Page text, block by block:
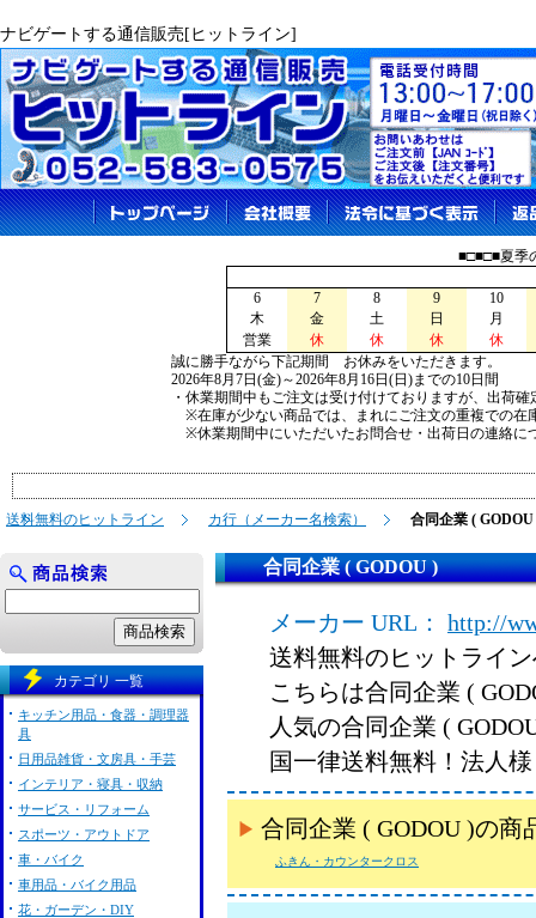
ナビゲートする通信販売[ヒットライン]
■□■□■夏季
6 7 8 9
10
木
金 土 日
月
営業
休 休 休
休
誠に勝手ながら下記期間 お休みをいただきます。
2026年8月7日(金)～2026年8月16日(日)までの10日間
・休業期間中もご注文は受け付けておりますが、出荷
※在庫が少ない商品では、まれにご注文の重複での在
※休業期間中にいただいたお問合せ・出荷日の連絡に
送料無料のヒットライン カ行（メーカー名検索） 合同企業 ( GODOU
合同企業 ( GODOU )
メーカー URL：
http://
送料無料のヒットライ
こちらは合同企業 (
人気の合同企業 (
国一律送料無料！法人
合同企業 ( GODOU )の
ふきん・カウンタークロス
カテゴリ 一覧
キッチン用品・食器・調理器
具
日用品雑貨・文房具・手芸
インテリア・寝具・収納
サービス・リフォーム
スポーツ・アウトドア
車・バイク
車用品・バイク用品
花・ガーデン・DIY